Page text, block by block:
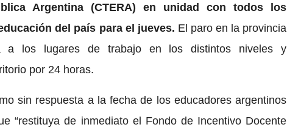
Argentina (CTERA) en unidad con todos los
del país para el jueves. El paro en la provincia
a los lugares de trabajo en los distintos niveles y
por 24 horas.
sin respuesta a la fecha de los educadores argentinos
“restituya de inmediato el Fondo de Incentivo Docente